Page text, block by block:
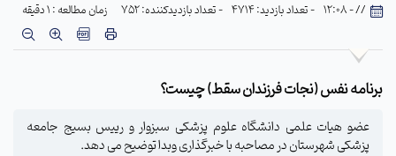
// - 12:08 - تعداد بازدید: 4714 - تعداد بازدیدکننده: 752 زمان مطالعه : 1 دقیقه
برنامه نفس (نجات فرزندان سقط) چیست؟
عضو هیات علمی دانشگاه علوم ‌پزشکی سبزوار و رییس بسیج جامعه
پزشکی شهرستان در مصاحبه با خبرگذاری وبدا توضیح می دهد.